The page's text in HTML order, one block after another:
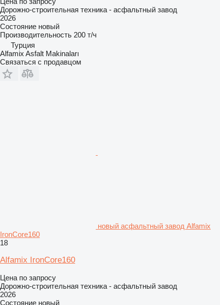
Дорожно-строительная техника - асфальтный завод
2026
Состояние новый
Производительность 200 т/ч
Турция
Alfamix Asfalt Makinaları
Связаться с продавцом
новый асфальтный завод Alfamix
IronCore160
18
Alfamix IronCore160
Цена по запросу
Дорожно-строительная техника - асфальтный завод
2026
Состояние новый